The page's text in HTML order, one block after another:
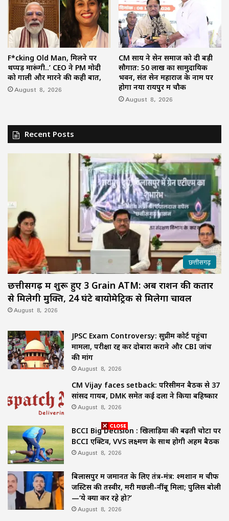
F*cking Old Man, मिलने पर
थप्पड़ मारूंगी..’ CEO ने PM मोदी
को गाली और मारने की कही बात,
August 8, 2026
CM साय ने सेन समाज को दी बड़ी
सौगात: 50 लाख का सामुदायिक
भवन, संत सेन महाराज के नाम पर
होगा नया रायपुर में चौक
August 8, 2026
Recent Posts
छत्तीसगढ़
छत्तीसगढ़ में शुरू हुए 3 Grain ATM: अब राशन की कतार
से मिलेगी मुक्ति, 24 घंटे बायोमेट्रिक से मिलेगा चावल
August 8, 2026
JPSC Exam Controversy: सुप्रीम कोर्ट पहुंचा
मामला, परीक्षा रद्द कर दोबारा कराने और CBI जांच
की मांग
August 8, 2026
CM Vijay faces setback: परिसीमन बैठक से 37
सांसद गायब, DMK समेत कई दलों ने किया बहिष्कार
August 8, 2026
BCCI Big Decision : खिलाड़ियों की बढ़ती चोटों पर
BCCI एक्टिव, VVS लक्ष्मण के साथ होगी अहम बैठक
August 8, 2026
बिलासपुर में जमानत के लिए तंत्र-मंत्र: श्मशान में चीफ
जस्टिस की तस्वीर, मरी मछली-नींबू मिला; पुलिस बोली
—‘ये क्या कर रहे हो?’
August 8, 2026